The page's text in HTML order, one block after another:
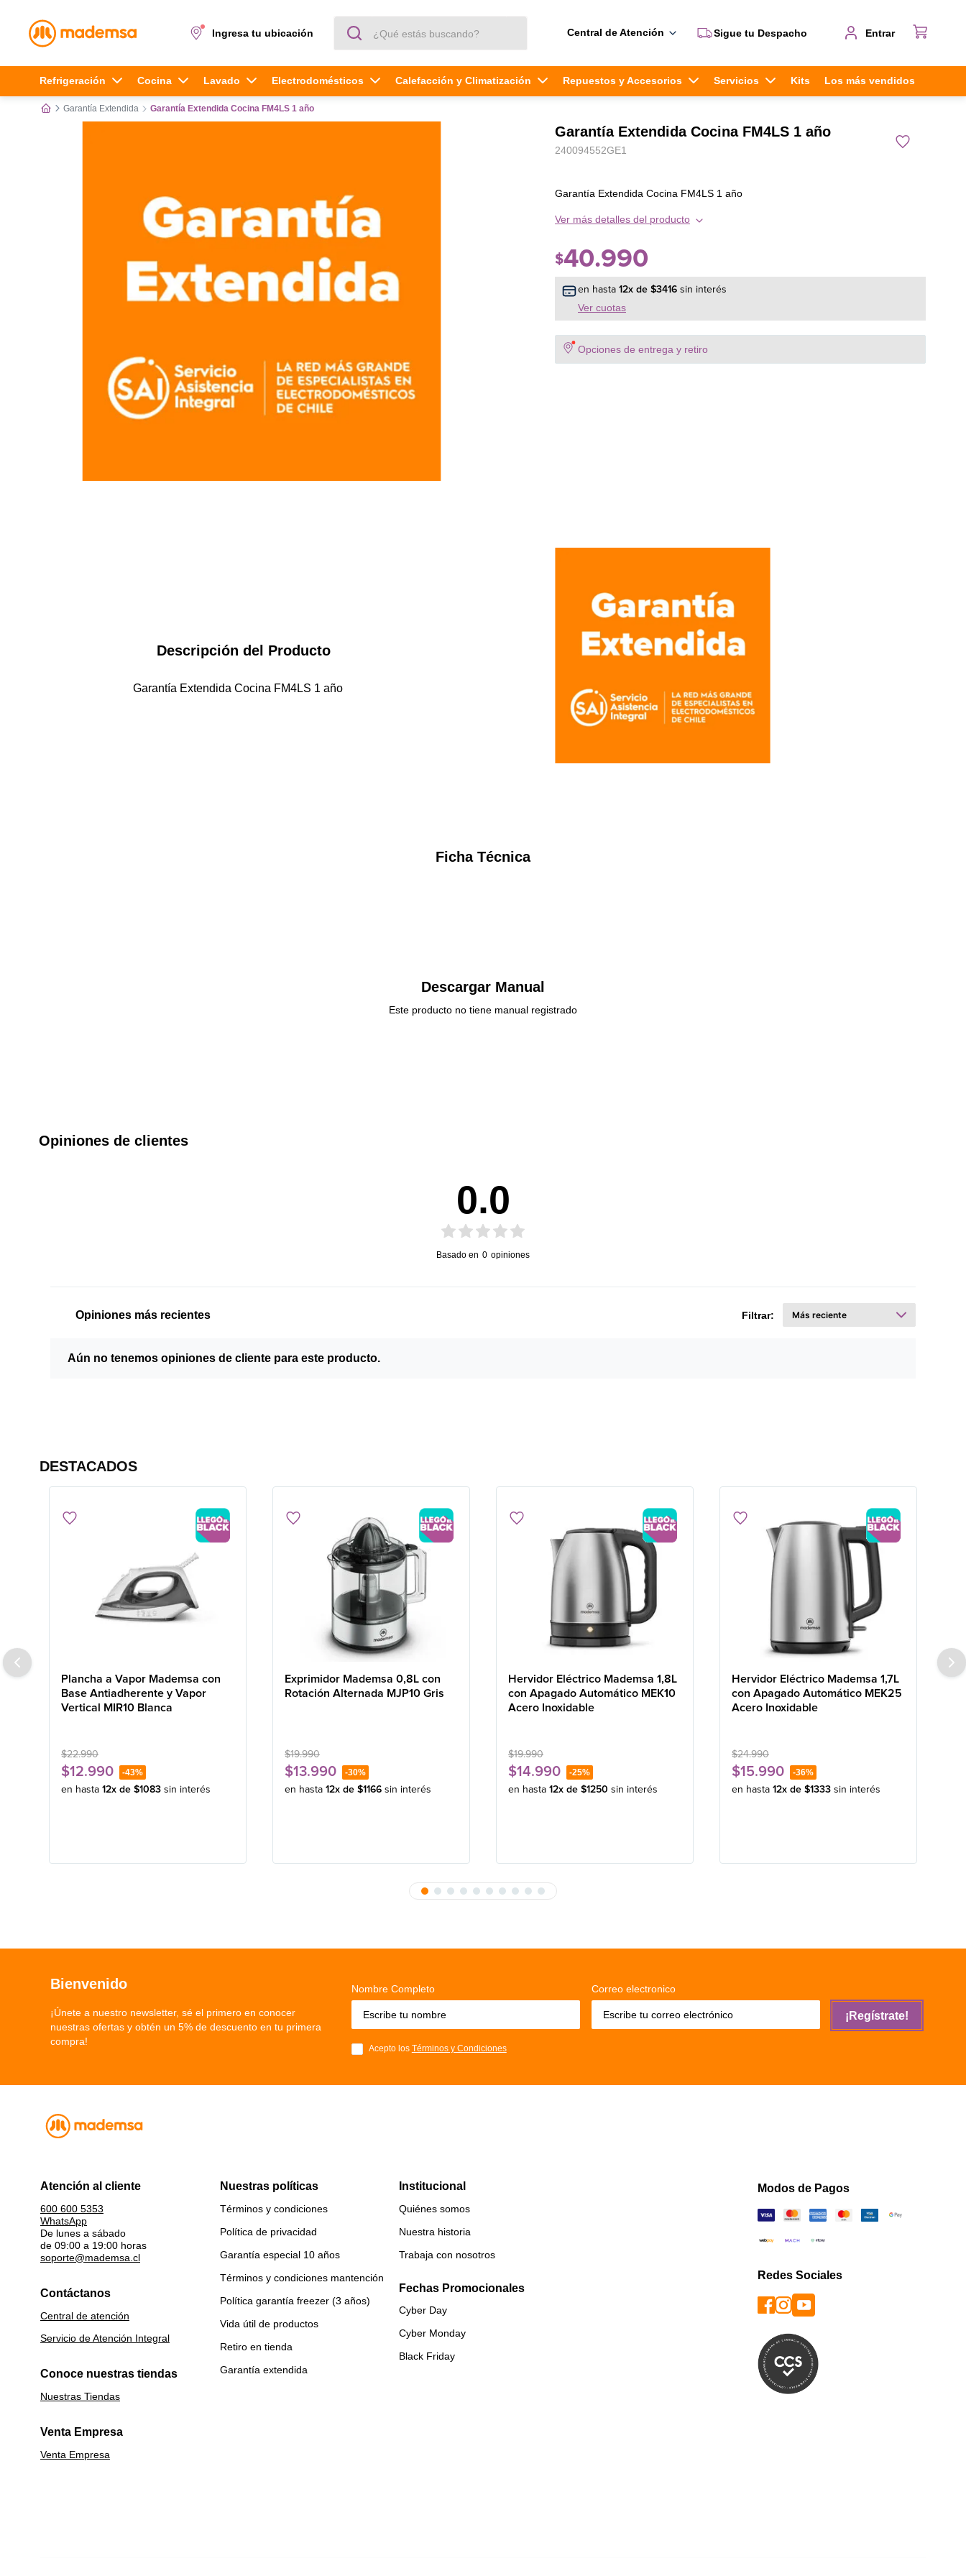
Ingresa tu ubicación
Términos más buscados
1. cocina 4 platos
Central de Atención Sigue tu Despacho Entrar
Refrigeración Cocina Lavado Electrodomésticos Calefacción y Climatización Repuestos y Accesorios Servicios Kits Los más vendidos
Garantía Extendida Garantía Extendida Cocina FM4LS 1 año
Garantía Extendida Cocina FM4LS 1 año
240094552GE1
Garantía Extendida Cocina FM4LS 1 año
Ver más detalles del producto
$40.990
en hasta 12x de $3416 sin interés
Ver cuotas
Opciones de entrega y retiro
Descripción del Producto
Garantía Extendida Cocina FM4LS 1 año
Ficha Técnica
Descargar Manual
Este producto no tiene manual registrado
Opiniones de clientes
0.0
Basado en 0 opiniones
Opiniones más recientes Filtrar:
Aún no tenemos opiniones de cliente para este producto.
DESTACADOS
Plancha a Vapor Mademsa con
Base Antiadherente y Vapor
Vertical MIR10 Blanca
$22.990
$12.990 -43%
en hasta 12x de $1083 sin interés
Exprimidor Mademsa 0,8L con
Rotación Alternada MJP10 Gris
$19.990
$13.990 -30%
en hasta 12x de $1166 sin interés
Hervidor Eléctrico Mademsa 1,8L
con Apagado Automático MEK10
Acero Inoxidable
$19.990
$14.990 -25%
en hasta 12x de $1250 sin interés
Hervidor Eléctrico Mademsa 1,7L
con Apagado Automático MEK25
Acero Inoxidable
$24.990
$15.990 -36%
en hasta 12x de $1333 sin interés
Bienvenido
¡Únete a nuestro newsletter, sé el primero en conocer
nuestras ofertas y obtén un 5% de descuento en tu primera
compra!
Nombre Completo Correo electronico
Acepto los Términos y Condiciones
¡Regístrate!
Atención al cliente
600 600 5353
WhatsApp
De lunes a sábado
de 09:00 a 19:00 horas
soporte@mademsa.cl
Contáctanos
Central de atención
Servicio de Atención Integral
Conoce nuestras tiendas
Nuestras Tiendas
Venta Empresa
Venta Empresa
Nuestras políticas
Términos y condiciones
Política de privacidad
Garantía especial 10 años
Términos y condiciones mantención
Política garantía freezer (3 años)
Vida útil de productos
Retiro en tienda
Garantía extendida
Institucional
Quiénes somos
Nuestra historia
Trabaja con nosotros
Fechas Promocionales
Cyber Day
Cyber Monday
Black Friday
Modos de Pagos
Redes Sociales